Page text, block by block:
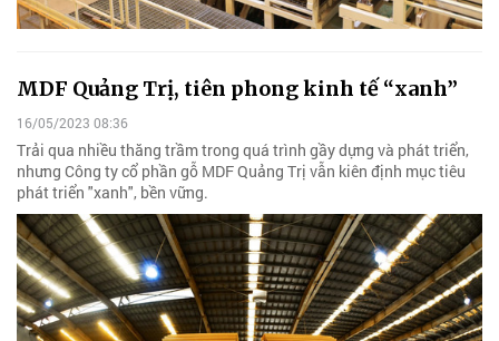
MDF Quảng Trị, tiên phong kinh tế “xanh”
16/05/2023 08:36
Trải qua nhiều thăng trầm trong quá trình gầy dựng và phát triển,
nhưng Công ty cổ phần gỗ MDF Quảng Trị vẫn kiên định mục tiêu
phát triển "xanh", bền vững.